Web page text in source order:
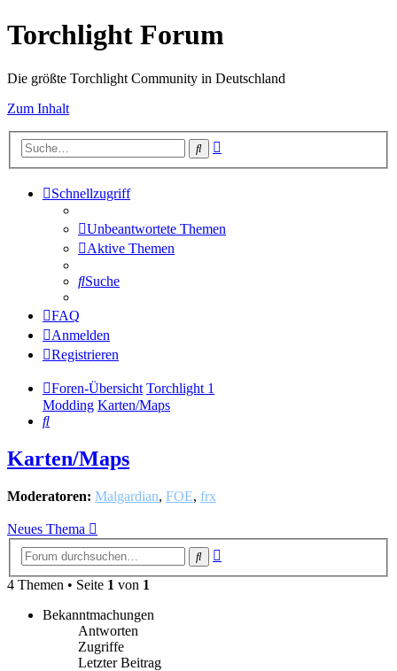
Torchlight Forum
Die größte Torchlight Community in Deutschland
Zum Inhalt
Suche
Schnellzugriff
Unbeantwortete Themen
Aktive Themen
Suche
FAQ
Anmelden
Registrieren
Foren-Übersicht Torchlight 1
Modding Karten/Maps
Suche
Karten/Maps
Moderatoren: Malgardian, FOE, frx
Neues Thema
Suche
4 Themen • Seite 1 von 1
Bekanntmachungen
Antworten
Zugriffe
Letzter Beitrag